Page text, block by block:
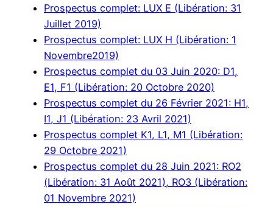
Prospectus complet: LUX E (Libération: 31
Juillet 2019)
Prospectus complet: LUX H (Libération: 1
Novembre2019)
Prospectus complet du 03 Juin 2020: D1,
E1, F1 (Libération: 20 Octobre 2020)
Prospectus complet du 26 Février 2021: H1,
I1, J1 (Libération: 23 Avril 2021)
Prospectus complet K1, L1, M1 (Libération:
29 Octobre 2021)
Prospectus complet du 28 Juin 2021: RO2
(Libération: 31 Août 2021), RO3 (Libération:
01 Novembre 2021)